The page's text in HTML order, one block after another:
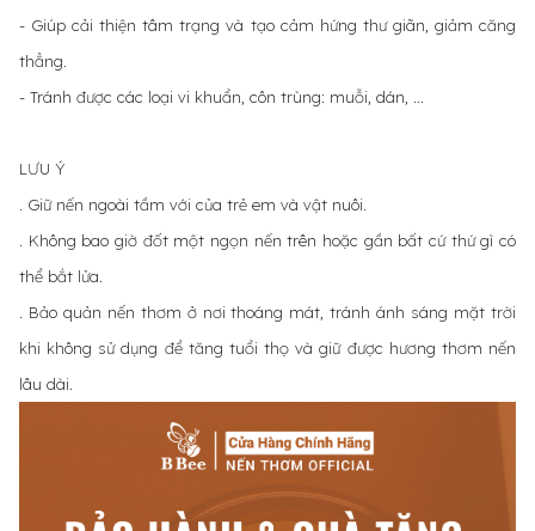
- Giúp cải thiện tâm trạng và tạo cảm hứng thư giãn, giảm căng
thẳng.
- Tránh được các loại vi khuẩn, côn trùng: muỗi, dán, …
LƯU Ý
. Giữ nến ngoài tầm với của trẻ em và vật nuôi.
. Không bao giờ đốt một ngọn nến trên hoặc gần bất cứ thứ gì có
thể bắt lửa.
. Bảo quản nến thơm ở nơi thoáng mát, tránh ánh sáng mặt trời
khi không sử dụng để tăng tuổi thọ và giữ được hương thơm nến
lâu dài.